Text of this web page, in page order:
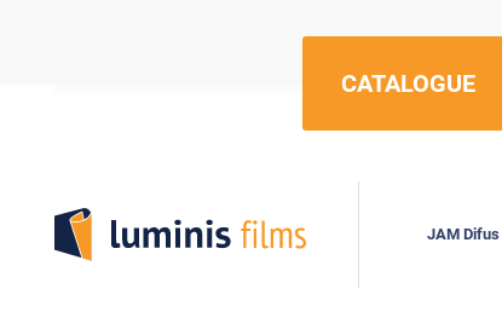
CATALOGUE
JAM Difus